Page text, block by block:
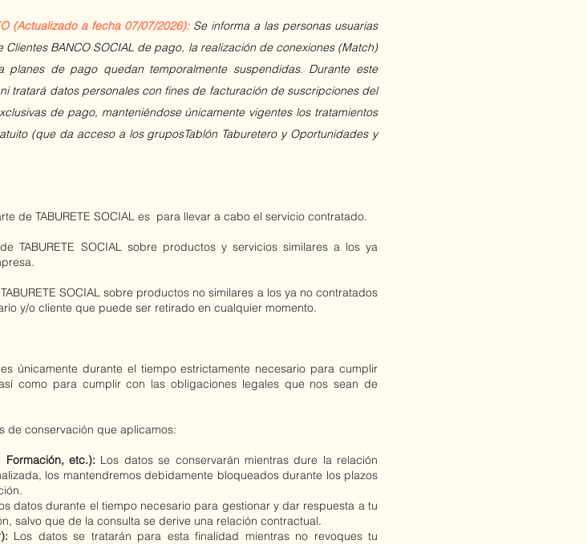
(Actualizado a fecha 07/07/2026): Se informa a las personas usuarias
BANCO SOCIAL de pago, la realización de conexiones (Match)
de pago quedan temporalmente suspendidas. Durante este
tratará datos personales con fines de facturación de suscripciones del
de pago, manteniéndose únicamente vigentes los tratamientos
(que da acceso a los gruposTablón Taburetero y Oportunidades y
de TABURETE SOCIAL es para llevar a cabo el servicio contratado.
TABURETE SOCIAL sobre productos y servicios similares a los ya
SOCIALsobre productos no similares a los ya no contratados
y/o cliente que puede ser retirado en cualquier momento.
únicamente durante el tiempo estrictamente necesario para cumplir
como para cumplir con las obligaciones legales que nos sean de
de conservación que aplicamos:
Formación, etc.): Los datos se conservarán mientras dure la relación
los mantendremos debidamente bloqueados durante los plazos
datos durante el tiempo necesario para gestionar y dar respuesta a tu
salvo que de la consulta se derive una relación contractual.
Los datos se tratarán para esta finalidad mientras no revoques tu